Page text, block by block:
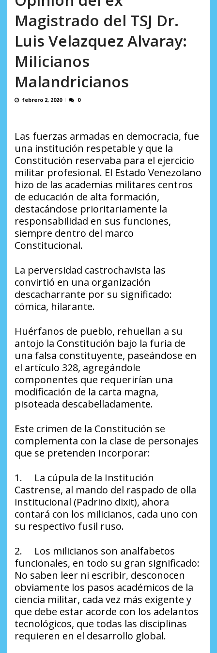
Magistrado del TSJ Dr.
Luis Velazquez Alvaray:
Milicianos
Malandricianos
febrero 2, 2020 0
Las fuerzas armadas en democracia, fue
una institución respetable y que la
Constitución reservaba para el ejercicio
militar profesional. El Estado Venezolano
hizo de las academias militares centros
de educación de alta formación,
destacándose prioritariamente la
responsabilidad en sus funciones,
siempre dentro del marco
Constitucional.
La perversidad castrochavista las
convirtió en una organización
descacharrante por su significado:
cómica, hilarante.
Huérfanos de pueblo, rehuellan a su
antojo la Constitución bajo la furia de
una falsa constituyente, paseándose en
el artículo 328, agregándole
componentes que requerirían una
modificación de la carta magna,
pisoteada descabelladamente.
Este crimen de la Constitución se
complementa con la clase de personajes
que se pretenden incorporar:
1. La cúpula de la Institución
Castrense, al mando del raspado de olla
institucional (Padrino dixit), ahora
contará con los milicianos, cada uno con
su respectivo fusil ruso.
2. Los milicianos son analfabetos
funcionales, en todo su gran significado:
No saben leer ni escribir, desconocen
obviamente los pasos académicos de la
ciencia militar, cada vez más exigente y
que debe estar acorde con los adelantos
tecnológicos, que todas las disciplinas
requieren en el desarrollo global.